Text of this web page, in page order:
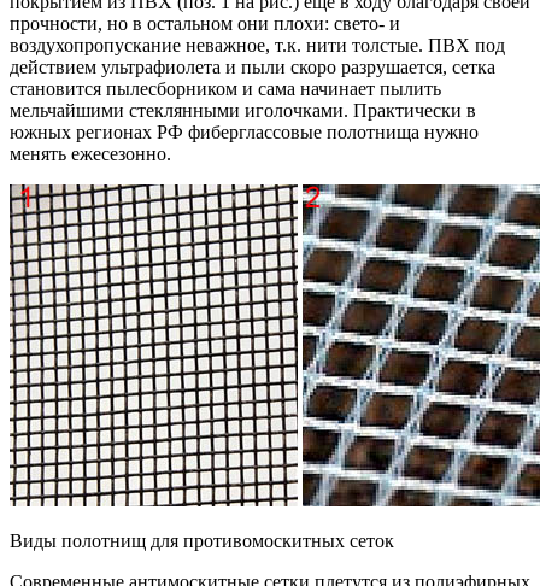
прочности, но в остальном они плохи: свето- и
воздухопропускание неважное, т.к. нити толстые. ПВХ под
действием ультрафиолета и пыли скоро разрушается, сетка
становится пылесборником и сама начинает пылить
мельчайшими стеклянными иголочками. Практически в
южных регионах РФ фиберглассовые полотнища нужно
менять ежесезонно.
Виды полотнищ для противомоскитных сеток
Современные антимоскитные сетки плетутся из полиэфирных